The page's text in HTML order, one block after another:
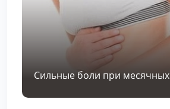
Сильные боли при месячных